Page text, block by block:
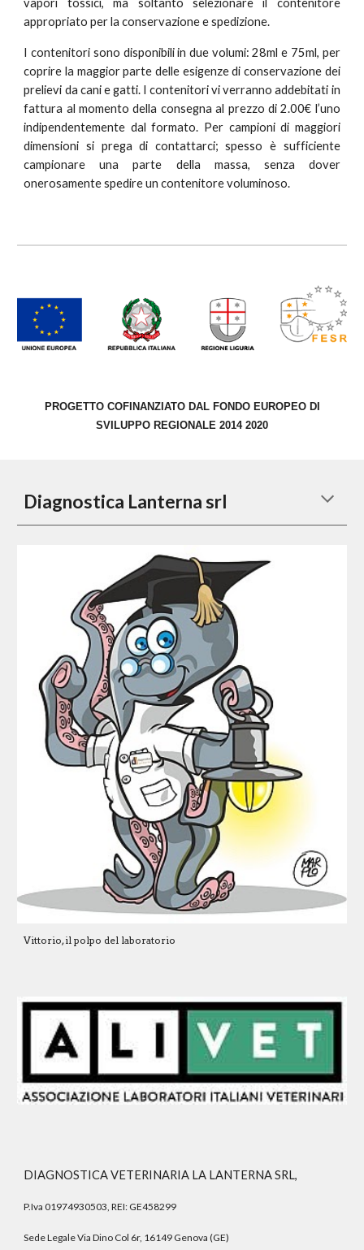
vapori tossici, ma soltanto selezionare il contenitore
appropriato per la conservazione e spedizione.
I contenitori sono disponibili in due volumi: 28ml e 75ml, per
coprire la maggior parte delle esigenze di conservazione dei
prelievi da cani e gatti. I contenitori vi verranno addebitati in
fattura al momento della consegna al prezzo di 2.00€ l’uno
indipendentemente dal formato. Per campioni di maggiori
dimensioni si prega di contattarci; spesso è sufficiente
campionare una parte della massa, senza dover
onerosamente spedire un contenitore voluminoso.
PROGETTO COFINANZIATO DAL FONDO EUROPEO DI
SVILUPPO REGIONALE 2014 2020
Diagnostica Lanterna srl
Vittorio, il polpo del laboratorio
DIAGNOSTICA VETERINARIA LA LANTERNA SRL,
P.Iva 01974930503, REI: GE458299
Sede Legale Via Dino Col 6r, 16149 Genova (GE)